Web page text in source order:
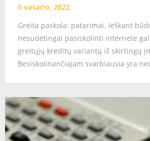
5 vasario, 2022
Greita paskola: patarimai. Ieškant
nesudėtingai pasiskolinti internete
greitųjų kreditų variantų iš skirtingų
Besiskolinančiajam svarbiausia yra